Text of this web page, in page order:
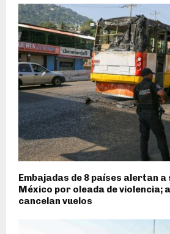
Embajadas de 8 países alertan a
México por oleada de violencia;
cancelan vuelos